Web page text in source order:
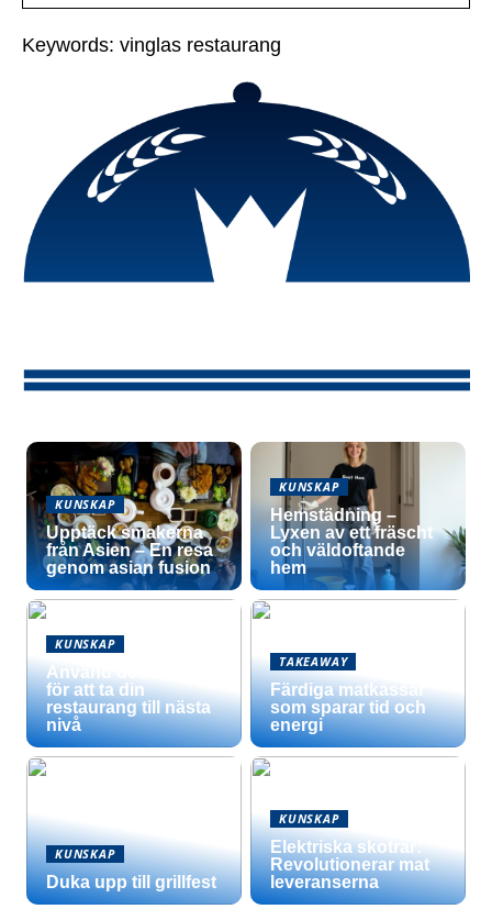
Keywords: vinglas restaurang
KUNSKAP
Upptäck smakerna
från Asien – En resa
genom asian fusion
KUNSKAP
Hemstädning –
Lyxen av ett fräscht
och väldoftande
hem
KUNSKAP
Använd dessa tips
för att ta din
restaurang till nästa
nivå
TAKEAWAY
Färdiga matkassar
som sparar tid och
energi
KUNSKAP
Duka upp till grillfest
KUNSKAP
Elektriska skotrar:
Revolutionerar mat
leveranserna